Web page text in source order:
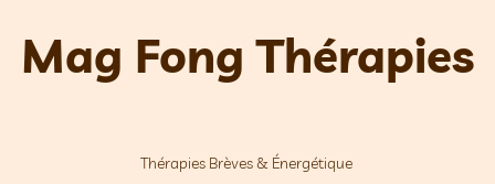
Mag Fong Thérapies
Thérapies Brèves & Énergétique